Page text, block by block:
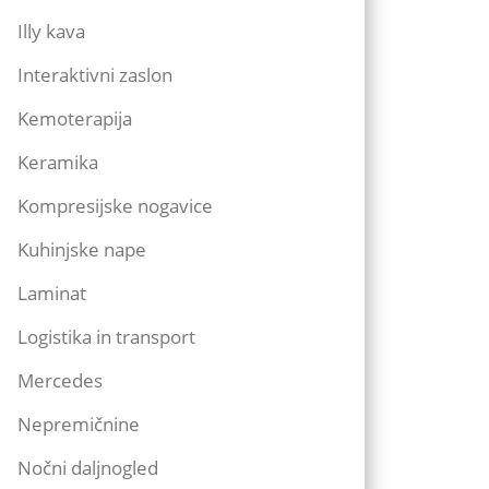
Illy kava
Interaktivni zaslon
Kemoterapija
Keramika
Kompresijske nogavice
Kuhinjske nape
Laminat
Logistika in transport
Mercedes
Nepremičnine
Nočni daljnogled